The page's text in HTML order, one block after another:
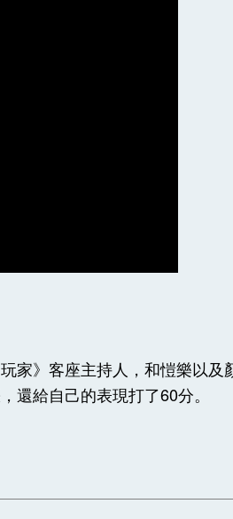
家》客座主持人，和愷樂以及
還給自己的表現打了60分。